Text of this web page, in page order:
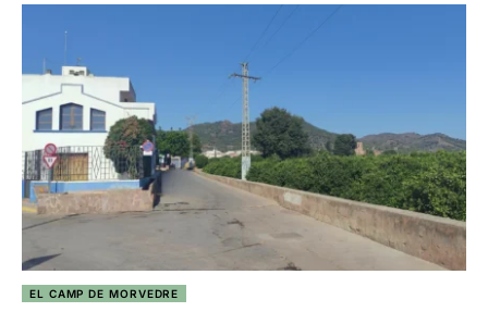
EL CAMP DE MORVEDRE